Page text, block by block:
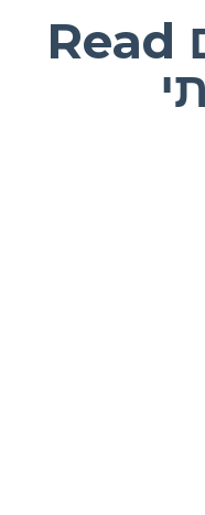
אתר מאמרים Read